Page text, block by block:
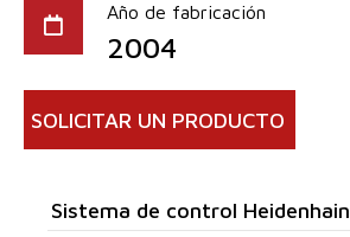
Año de fabricación
2004
SOLICITAR UN PRODUCTO
Sistema de control Heidenhain